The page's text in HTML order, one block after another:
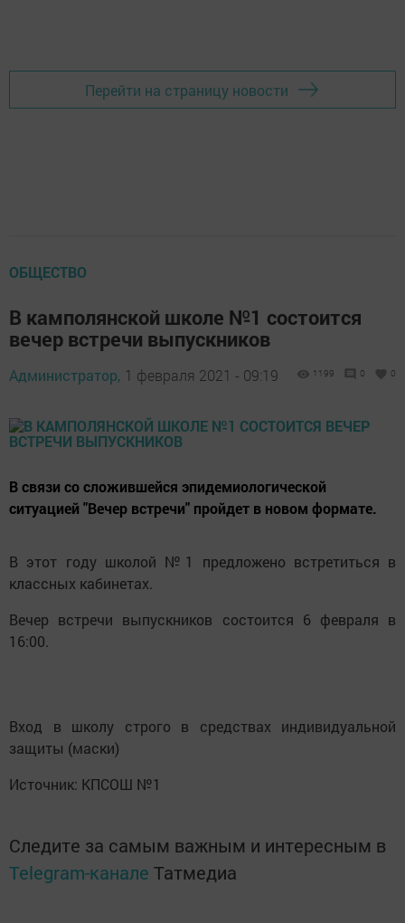
Перейти на страницу новости
ОБЩЕСТВО
В камполянской школе №1 состоится
вечер встречи выпускников
Администратор, 1 февраля 2021 - 09:19 1199 0 0
В связи со сложившейся эпидемиологической
ситуацией "Вечер встречи" пройдет в новом формате.
В этот году школой №1 предложено встретиться в
классных кабинетах.
Вечер встречи выпускников состоится 6 февраля в
16:00.
Вход в школу строго в средствах индивидуальной
защиты (маски)
Источник: КПСОШ №1
Следите за самым важным и интересным в
Telegram-канале Татмедиа